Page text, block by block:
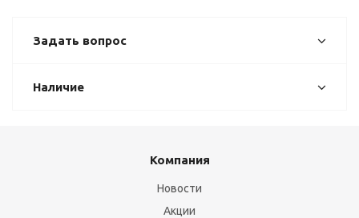
Задать вопрос
Наличие
Компания
Новости
Акции